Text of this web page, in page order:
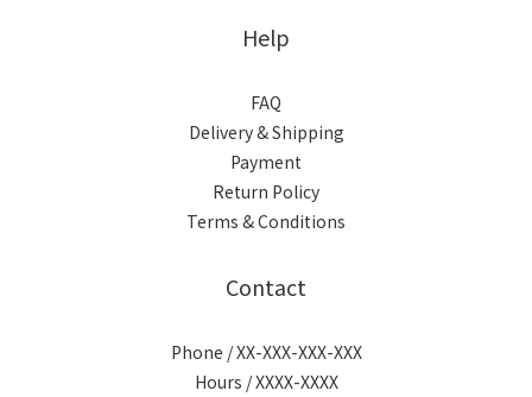
Help
FAQ
Delivery & Shipping
Payment
Return Policy
Terms & Conditions
Contact
Phone / XX-XXX-XXX-XXX
Hours / XXXX-XXXX